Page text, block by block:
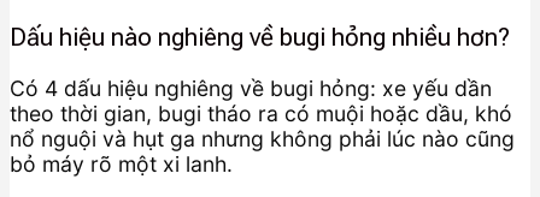
Dấu hiệu nào nghiêng về bugi hỏng nhiều hơn?
Có 4 dấu hiệu nghiêng về bugi hỏng: xe yếu dần
theo thời gian, bugi tháo ra có muội hoặc dầu, khó
nổ nguội và hụt ga nhưng không phải lúc nào cũng
bỏ máy rõ một xi lanh.